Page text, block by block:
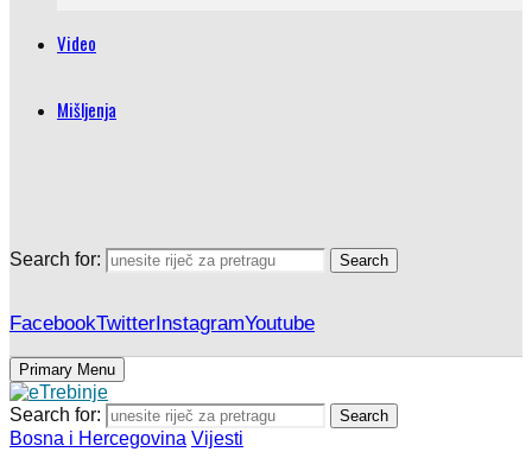
Video
Mišljenja
Search for: Search
FacebookTwitterInstagramYoutube
Primary Menu
Search for: Search
Bosna i Hercegovina Vijesti